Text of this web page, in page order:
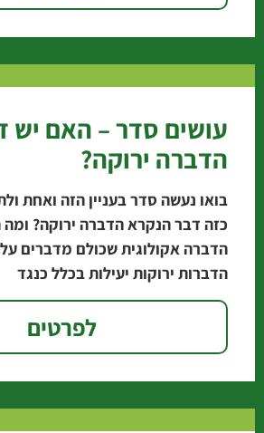
עושים סדר – האם יש
הדברה ירוקה?
בואו נעשה סדר בעניין הזה ואחת
כזה דבר הנקרא הדברה ירוקה?
הדברה אקולוגית שכולם מדברים
הדברות ירוקות יעילות בכלל כנגד
לפרטים